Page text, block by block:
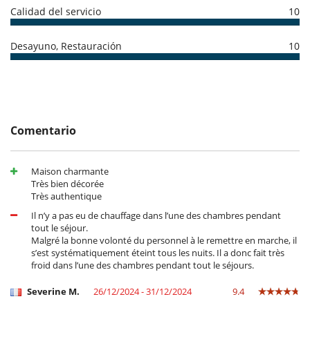
Ocios y actividades deportivas
Acceso a internet (banda ancha, cable)
Piscina exterior privada
TV
Cocinero
Personal doméstico
Calidad del servicio 10
Desayuno, Restauración 10
Comentario
Maison charmante
Très bien décorée
Très authentique
Il n’y a pas eu de chauffage dans l’une des chambres pendant
tout le séjour.
Malgré la bonne volonté du personnel à le remettre en marche, il
s’est systématiquement éteint tous les nuits. Il a donc fait très
froid dans l’une des chambres pendant tout le séjours.
Severine M. 26/12/2024 - 31/12/2024 9.4